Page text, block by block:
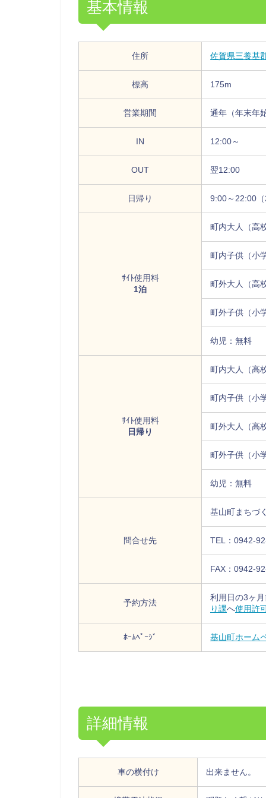
基本情報
住所 佐賀県三養基
標高 175m
営業期間 通年（年末年
IN 12:00～
OUT 翌12:00
日帰り 9:00～22:00
ｻｲﾄ使用料
1泊
町内大人（高
町内子供（小
町外大人（高
町外子供（小
幼児：無料
ｻｲﾄ使用料
日帰り
町内大人（高
町内子供（小
町外大人（高
町外子供（小
幼児：無料
問合せ先
基山町まちづ
TEL：0942-
FAX：0942-
予約方法
利用日の3ヶ
り課へ使用許
ﾎｰﾑﾍﾟｰｼﾞ 基山町ホーム
詳細情報
車の横付け 出来ません。